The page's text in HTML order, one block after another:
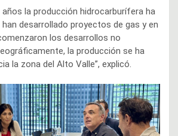
años la producción hidrocarburífera ha
desarrollado proyectos de gas y en
los desarrollos no
la producción se ha
la zona del Alto Valle”, explicó.